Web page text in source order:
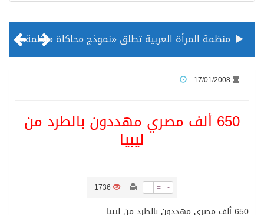
منظمة المرأة العربية تطلق «نموذج محاكاة منظمة المرأة العربية للشباب» بمشاركة 10 دول عربية..غدًا
17/01/2008
‏650‏ ألف مصري مهددون بالطرد من
ليبيا
+ = -
1736